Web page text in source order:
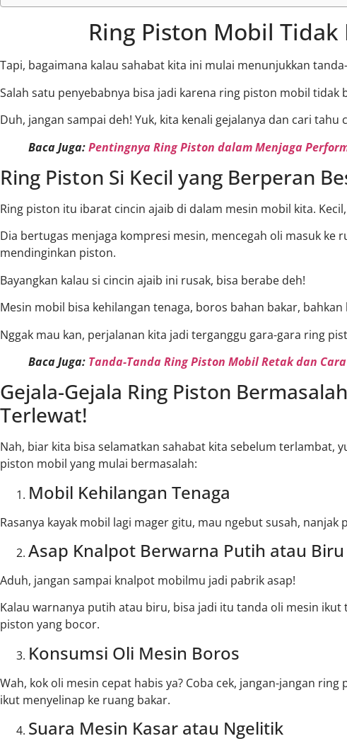
Ring Piston Mobil Tidak
Tapi, bagaimana kalau sahabat kita ini mulai menunjukkan
Salah satu penyebabnya bisa jadi karena ring piston mobil tidak
Duh, jangan sampai deh! Yuk, kita kenali gejalanya dan cari tahu
Baca Juga:Pentingnya Ring Piston dalam Menjaga
Ring Piston Si Kecil yang Berperan
Ring piston itu ibarat cincin ajaib di dalam mesin mobil kita.
Dia bertugas menjaga kompresi mesin, mencegah oli masuk ke
mendinginkan piston.
Bayangkan kalau si cincin ajaib ini rusak, bisa berabe deh!
Mesin mobil bisa kehilangan tenaga, boros bahan bakar,
Nggak mau kan, perjalanan kita jadi terganggu gara-gara ring
Baca Juga: Tanda-Tanda Ring Piston Mobil Retak dan
Gejala-Gejala Ring Piston
Terlewat!
Nah, biar kita bisa selamatkan sahabat kita sebelum terlambat,
piston mobil yang mulai bermasalah:
Mobil Kehilangan Tenaga
Rasanya kayak mobil lagi mager gitu, mau ngebut susah, nanjak
Asap Knalpot Berwarna Putih atau Biru
Aduh, jangan sampai knalpot mobilmu jadi pabrik asap!
Kalau warnanya putih atau biru, bisa jadi itu tanda oli mesin
piston yang bocor.
Konsumsi Oli Mesin Boros
Wah, kok oli mesin cepat habis ya? Coba cek, jangan-jangan
ikut menyelinap ke ruang bakar.
Suara Mesin Kasar atau Ngelitik